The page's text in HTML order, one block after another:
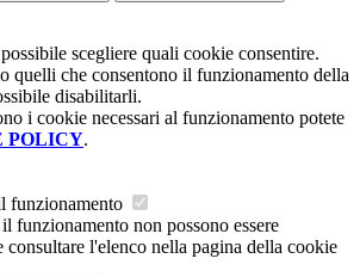
scegliere quali cookie consentire.
quelli che consentono il funzionamento della
disabilitarli.
i cookie necessari al funzionamento potete
POLICY.
funzionamento
funzionamento non possono essere
l'elenco nella pagina della cookie